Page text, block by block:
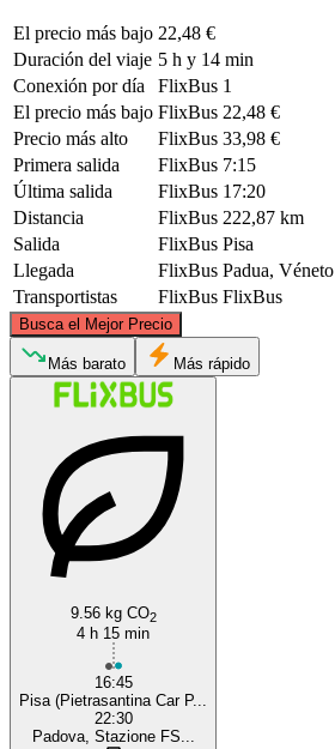
El precio más bajo 22,48 €
Duración del viaje 5 h y 14 min
Conexión por día
FlixBus 1
El precio más bajo FlixBus 22,48 €
Precio más alto
FlixBus 33,98 €
Primera salida
FlixBus 7:15
Última salida
FlixBus 17:20
Distancia
FlixBus 222,87 km
Salida
FlixBus Pisa
Llegada
FlixBus Padua, Véneto
Transportistas
FlixBus FlixBus
Busca el Mejor Precio
©
Más barato Más rápido
9.56 kg CO2
4 h 15 min
16:45
Pisa (Pietrasantina Car P...
22:30
Padova, Stazione FS...